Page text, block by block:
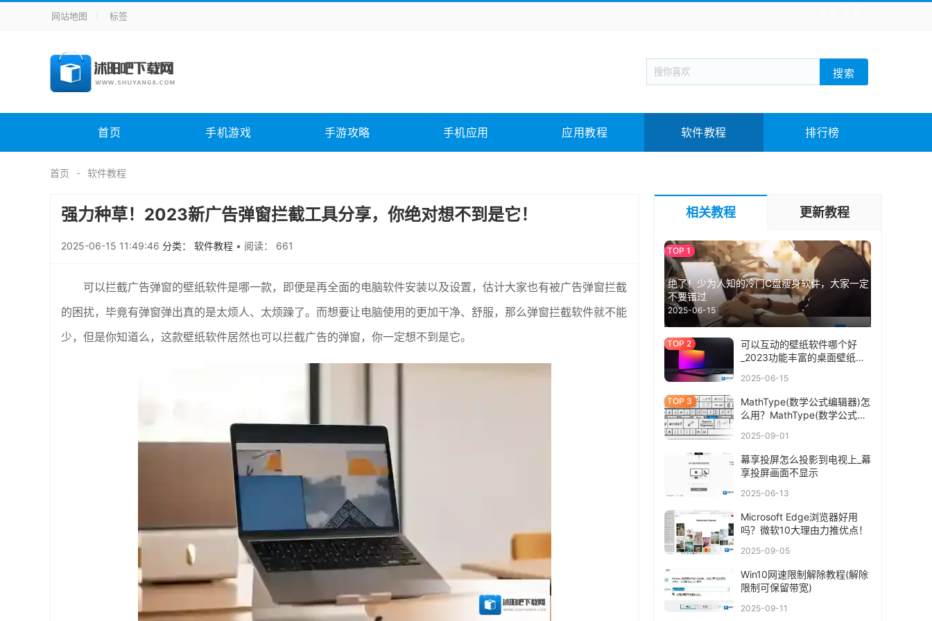
手机应用 新闻阅读 旅游出行 生活实用
手机游戏 H5游戏 回合网游 战棋游戏 枪战射击
电脑软件 其它类别 图形软件 安全相关 应用软件 影音软件 插件下载 教育教学 游戏娱乐 系统软件 素材下载
未分类 综合其它
网站地图 标签
搜索
首页 手机游戏 手游攻略 手机应用 应用教程 软件教程 排行榜
首页 软件教程
强力种草！2023新广告弹窗拦截工具分享，你绝对想不到是它！
2025-06-15 11:49:46 分类： 软件教程 • 阅读： 661
可以拦截广告弹窗的壁纸软件是哪一款，即便是再全面的电脑软件安装以及设置，估计大家也有被广告弹窗拦截
的困扰，毕竟有弹窗弹出真的是太烦人、太烦躁了。而想要让电脑使用的更加干净、舒服，那么弹窗拦截软件就不能
少，但是你知道么，这款壁纸软件居然也可以拦截广告的弹窗，你一定想不到是它。
相关教程 更新教程
绝了！少为人知的冷门C盘瘦身软件，大家一定
不要错过
2025-06-15
可以互动的壁纸软件哪个好
_2023功能丰富的桌面壁纸软
2025-06-15
MathType(数学公式编辑器)怎
么用？MathType(数学公式编
2025-09-01
幕享投屏怎么投影到电视上_幕
享投屏画面不显示
2025-06-13
Microsoft Edge浏览器好用
吗？微软10大理由力推优点！
2025-09-05
Win10网速限制解除教程(解除
限制可保留带宽)
2025-09-11